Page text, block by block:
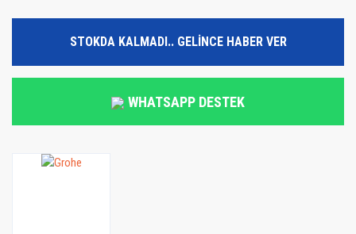
STOKDA KALMADI.. GELİNCE HABER VER
WHATSAPP DESTEK